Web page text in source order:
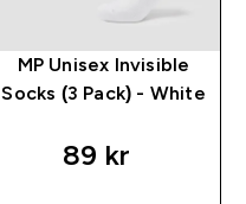
MP Unisex Invisible
Socks (3 Pack) - White
89 kr‎